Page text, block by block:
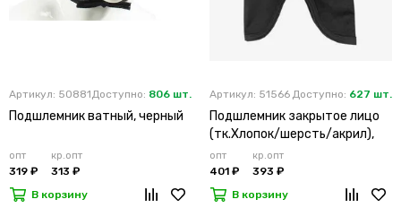
Артикул: 50881Доступно: 806 шт.
Подшлемник ватный, черный
опт
319 ₽
кр.опт
313 ₽
В корзину
Артикул: 51566 Доступно: 627 шт.
Подшлемник закрытое лицо
(тк.Хлопок/шерсть/акрил),
черный П0176Ч
опт
401 ₽
кр.опт
393 ₽
В корзину